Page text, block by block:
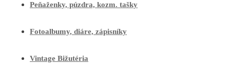
Peňaženky, púzdra, kozm. tašky
Fotoalbumy, diáre, zápisníky
Vintage Bižutéria